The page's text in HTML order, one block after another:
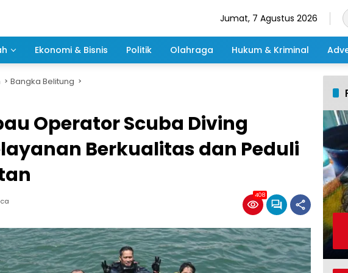
Jumat, 7 Agustus 2026
Ekonomi & Bisnis Politik Olahraga Hukum & Kriminal
Bangka Belitung
Operator Scuba Diving
Berkualitas dan Peduli
408